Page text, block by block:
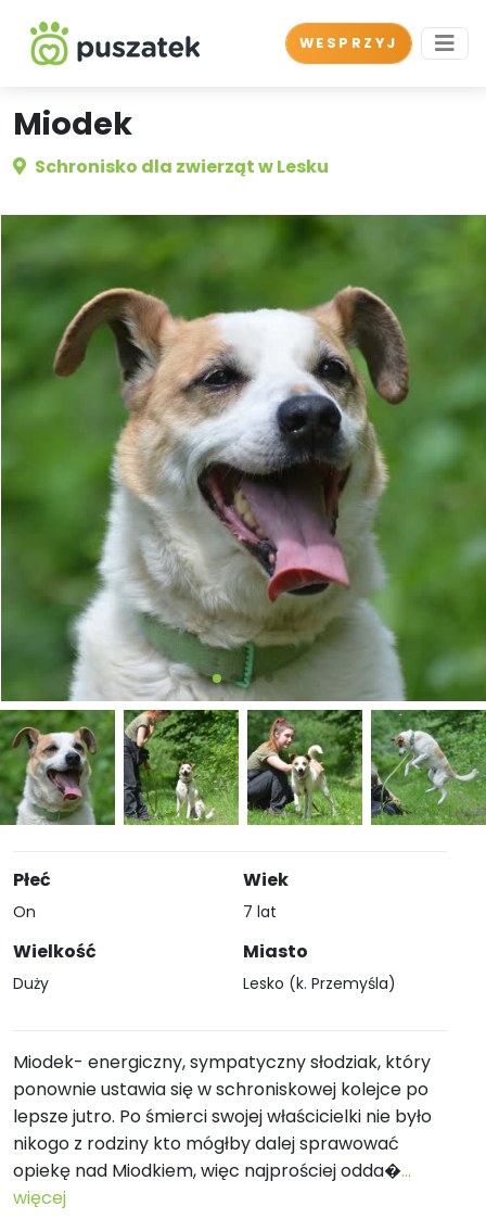
WESPRZYJ
Miodek
Schronisko dla zwierząt w Lesku
Płeć
On
Wielkość
Duży
Wiek
7 lat
Miasto
Lesko (k. Przemyśla)
Miodek- energiczny, sympatyczny słodziak, który
ponownie ustawia się w schroniskowej kolejce po
lepsze jutro. Po śmierci swojej właścicielki nie było
nikogo z rodziny kto mógłby dalej sprawować
opiekę nad Miodkiem, więc najprościej odda�...
więcej